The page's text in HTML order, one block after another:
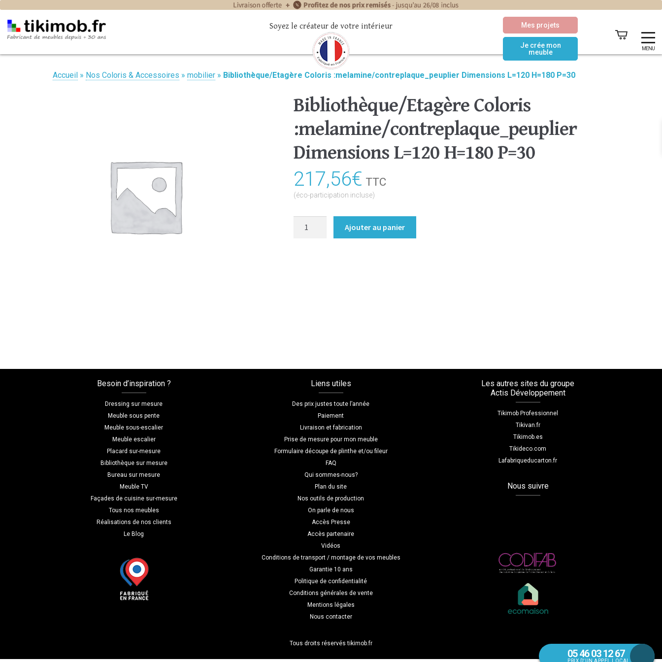
MENU
Mes projets
Je crée mon
meuble
Soyez le créateur de votre intérieur
Accueil » Nos Coloris & Accessoires » mobilier » Bibliothèque/Etagère Coloris :melamine/contreplaque_peuplier Dimensions L=120 H=180 P=30
Bibliothèque/Etagère Coloris
:melamine/contreplaque_peuplier
Dimensions L=120 H=180 P=30
217,56€ TTC
(éco-participation incluse)
Ajouter au panier
05 46 03 12 67
PRIX D'UN APPEL LOCAL
Besoin d’inspiration ?
Dressing sur mesure
Meuble sous pente
Meuble sous-escalier
Meuble escalier
Placard sur-mesure
Bibliothèque sur mesure
Bureau sur mesure
Meuble TV
Façades de cuisine sur-mesure
Tous nos meubles
Réalisations de nos clients
Le Blog
Liens utiles
Des prix justes toute l’année
Paiement
Livraison et fabrication
Prise de mesure pour mon meuble
Formulaire découpe de plinthe et/ou fileur
FAQ
Qui sommes-nous?
Plan du site
Nos outils de production
On parle de nous
Accès Presse
Accès partenaire
Vidéos
Conditions de transport / montage de vos meubles
Garantie 10 ans
Politique de confidentialité
Conditions générales de vente
Mentions légales
Nous contacter
Les autres sites du groupe
Actis Développement
Tikimob Professionnel
Tikivan.fr
Tikimob.es
Tikideco.com
Lafabriqueducarton.fr
Nous suivre
Tous droits réservés tikimob.fr